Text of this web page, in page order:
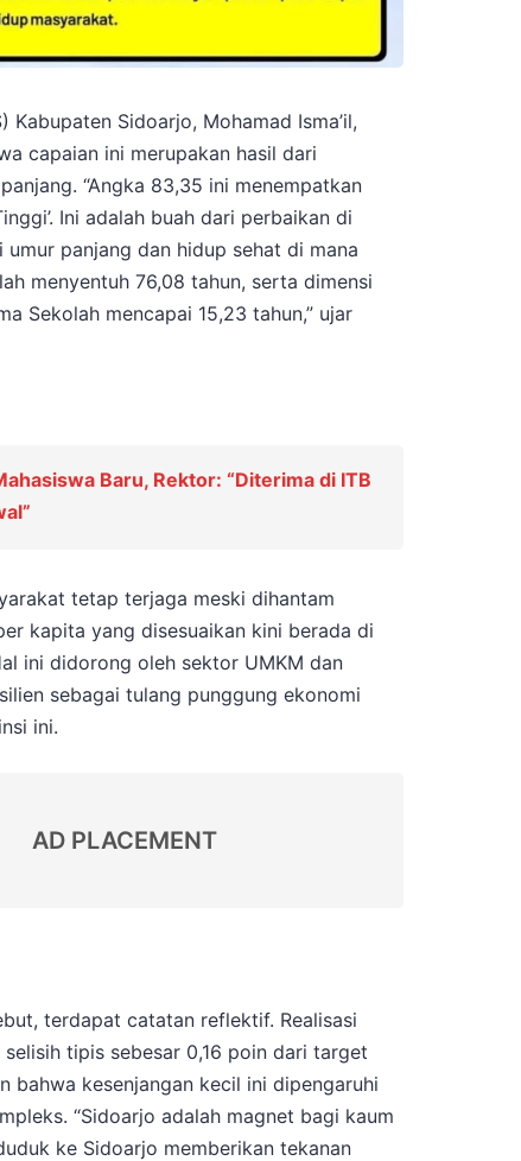
Kabupaten Sidoarjo, Mohamad Isma’il,
capaian ini merupakan hasil dari
“Angka 83,35 ini menempatkan
Ini adalah buah dari perbaikan di
panjang dan hidup sehat di mana
menyentuh 76,08 tahun, serta dimensi
Sekolah mencapai 15,23 tahun,” ujar
Baru, Rektor: “Diterima di ITB
tetap terjaga meski dihantam
kapita yang disesuaikan kini berada di
ini didorong oleh sektor UMKM dan
sebagai tulang punggung ekonomi
ini.
AD PLACEMENT
terdapat catatan reflektif. Realisasi
tipis sebesar 0,16 poin dari target
bahwa kesenjangan kecil ini dipengaruhi
“Sidoarjo adalah magnet bagi kaum
ke Sidoarjo memberikan tekanan